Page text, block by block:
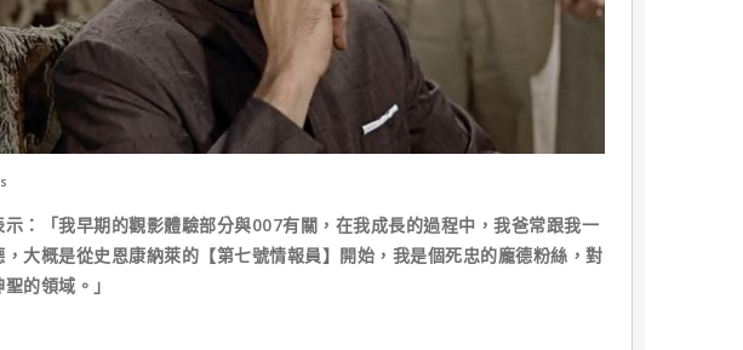
：「我早期的觀影體驗部分與007有關，在我成長的過程中，我爸常跟我一
大概是從史恩康納萊的【第七號情報員】開始，我是個死忠的龐德粉絲，對
的領域。」